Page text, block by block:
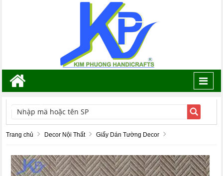
TÌM KIẾM
Trang chủ Decor Nội Thất Giấy Dán Tường Decor